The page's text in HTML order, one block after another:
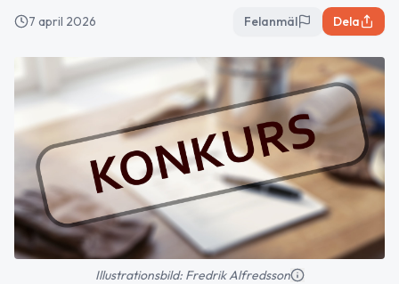
7 april 2026 Felanmäl Dela
Illustrationsbild: Fredrik Alfredsson